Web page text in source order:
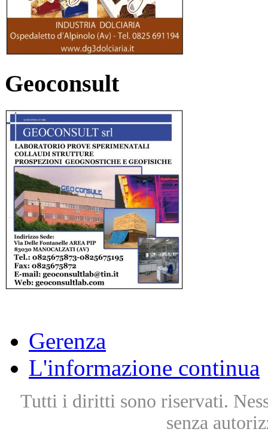
Geoconsult
Gerenza
L'informazione continua
Tutti i diritti sono riservati.
senza